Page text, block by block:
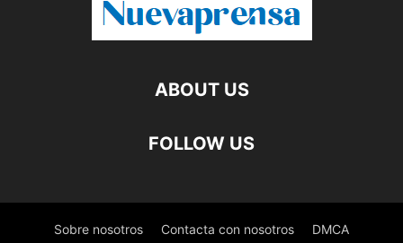
ABOUT US
FOLLOW US
Sobre nosotros Contacta con nosotros DMCA